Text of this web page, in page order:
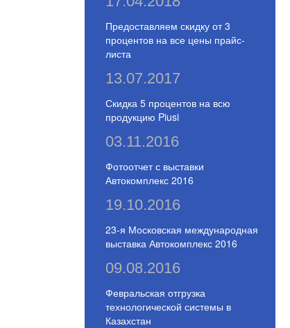
Предоставляем скидку от 3
процентов на все цены прайс-
листа
13.07.2017
Скидка 5 процентов на всю
продукцию Piusi
03.11.2016
Фотоотчет с выставки
Автокомплекс 2016
19.10.2016
23-я Московская международная
выставка Автокомплекс 2016
09.08.2016
Февральская отгрузка
технологической системы в
Казахстан